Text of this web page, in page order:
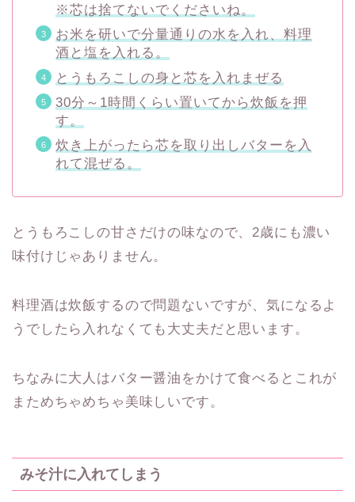
※芯は捨てないでくださいね。
お米を研いで分量通りの水を入れ、料理
酒と塩を入れる。
とうもろこしの身と芯を入れまぜる
30分～1時間くらい置いてから炊飯を押
す。
炊き上がったら芯を取り出しバターを入
れて混ぜる。
とうもろこしの甘さだけの味なので、2歳にも濃い
味付けじゃありません。
料理酒は炊飯するので問題ないですが、気になるよ
うでしたら入れなくても大丈夫だと思います。
ちなみに大人はバター醤油をかけて食べるとこれが
まためちゃめちゃ美味しいです。
みそ汁に入れてしまう